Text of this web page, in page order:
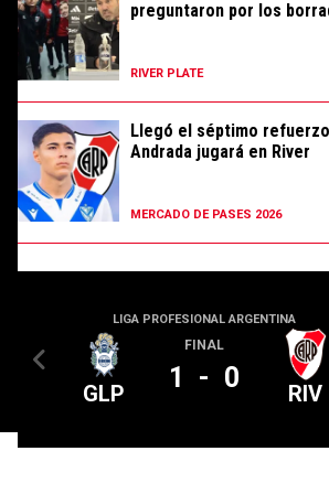
preguntaron por los
RIVER PLATE
Llegó el séptimo
Andrada jugará en River
MERCADO DE PASES 2026
LIGA PROFESIONAL ARGENTINA
GLP
FINAL
1 - 0 RIV